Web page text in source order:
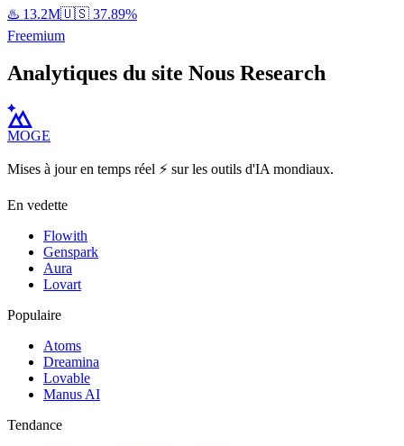
♨️ 13.2M🇺🇸 37.89%
Freemium
Analytiques du site Nous Research
MOGE
Mises à jour en temps réel ⚡️ sur les outils d'IA mondiaux.
En vedette
Flowith
Genspark
Aura
Lovart
Populaire
Atoms
Dreamina
Lovable
Manus AI
Tendance